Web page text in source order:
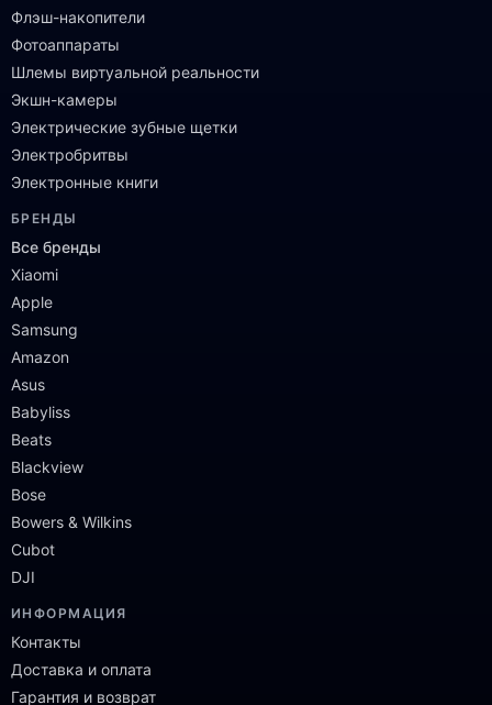
Флэш-накопители
Фотоаппараты
Шлемы виртуальной реальности
Экшн-камеры
Электрические зубные щетки
Электробритвы
Электронные книги
БРЕНДЫ
Все бренды
Xiaomi
Apple
Samsung
Amazon
Asus
Babyliss
Beats
Blackview
Bose
Bowers & Wilkins
Cubot
DJI
ИНФОРМАЦИЯ
Контакты
Доставка и оплата
Гарантия и возврат